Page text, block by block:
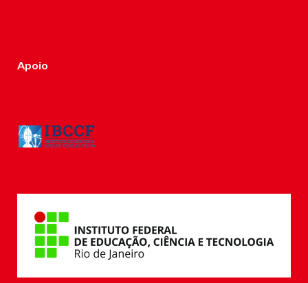
Apoio